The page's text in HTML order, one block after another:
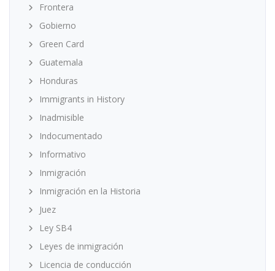
Frontera
Gobierno
Green Card
Guatemala
Honduras
Immigrants in History
Inadmisible
Indocumentado
Informativo
Inmigración
Inmigración en la Historia
Juez
Ley SB4
Leyes de inmigración
Licencia de conducción